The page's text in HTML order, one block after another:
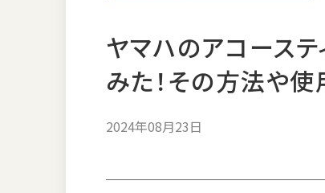
ヤマハのアコース
みた！その方法や
2024年08月23日